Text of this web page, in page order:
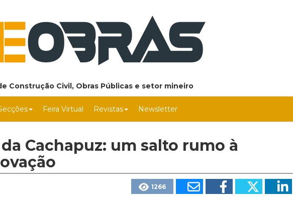
Construção Civil, Obras Públicas e setor mineiro
Feira Virtual Revistas Newsletter
Cachapuz: um salto rumo à
1266